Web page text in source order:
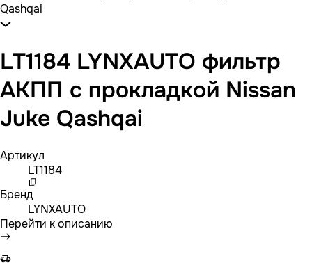
Qashqai
LT1184 LYNXAUTO фильтр
АКПП с прокладкой Nissan
Juke Qashqai
Артикул
LT1184
Бренд
LYNXAUTO
Перейти к описанию